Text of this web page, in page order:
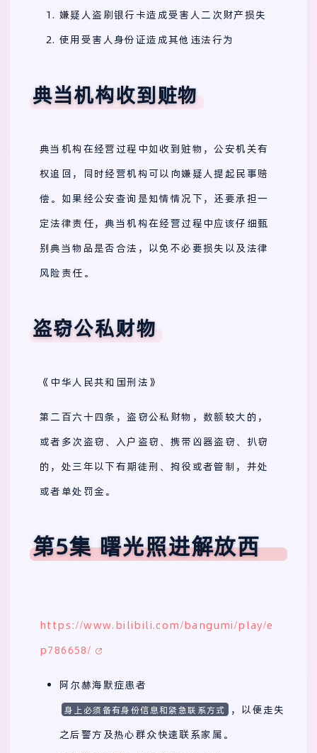
嫌疑人盗刷银行卡造成受害人二次财产损失
使用受害人身份证造成其他违法行为
典当机构收到赃物
典当机构在经营过程中如收到赃物，公安机关有
权追回，同时经营机构可以向嫌疑人提起民事赔
偿。如果经公安查询是知情情况下，还要承担一
定法律责任，典当机构在经营过程中应该仔细甄
别典当物品是否合法，以免不必要损失以及法律
风险责任。
盗窃公私财物
《中华人民共和国刑法》
第二百六十四条，盗窃公私财物，数额较大的，
或者多次盗窃、入户盗窃、携带凶器盗窃、扒窃
的，处三年以下有期徒刑、拘役或者管制，并处
或者单处罚金。
第5集 曙光照进解放西
https://www.bilibili.com/bangumi/play/e
p786658/
阿尔赫海默症患者
身上必须备有身份信息和紧急联系方式
，以便走失
之后警方及热心群众快速联系家属。